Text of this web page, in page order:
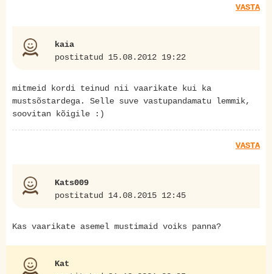
VASTA
kaia
postitatud 15.08.2012 19:22
mitmeid kordi teinud nii vaarikate kui ka
mustsõstardega. Selle suve vastupandamatu lemmik,
soovitan kõigile :)
VASTA
Kats009
postitatud 14.08.2015 12:45
Kas vaarikate asemel mustimaid voiks panna?
Kat